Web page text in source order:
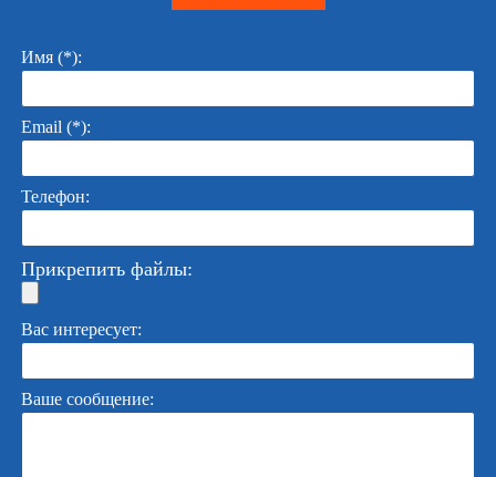
Имя (*):
Email (*):
Телефон:
Прикрепить файлы:
Вас интересует:
Ваше сообщение: